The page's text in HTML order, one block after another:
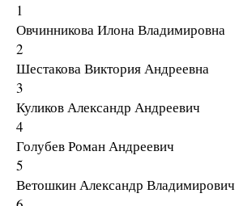
1
Овчинникова Илона Владимировна
2
Шестакова Виктория Андреевна
3
Куликов Александр Андреевич
4
Голубев Роман Андреевич
5
Ветошкин Александр Владимирович